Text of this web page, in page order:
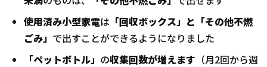
使用済み小型家電は 「回収ボックス」と「その他不燃
ごみ」 で出すことができるようになりました
「ペットボトル」 の収集回数が増えます （月2回から週